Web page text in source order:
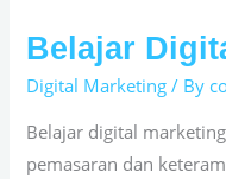
Belajar
Digital Marketing / By
Belajar digital
pemasaran dan
Belajar
Digital